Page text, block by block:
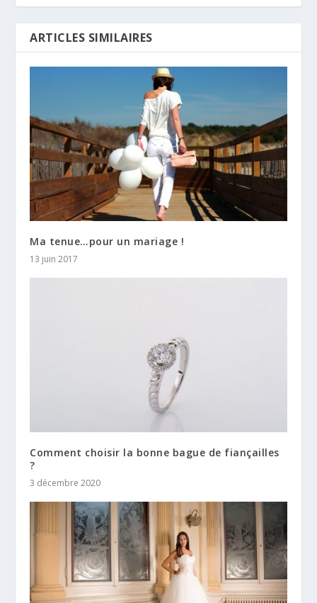
ARTICLES SIMILAIRES
Ma tenue…pour un mariage !
13 juin 2017
Comment choisir la bonne bague de fiançailles
?
3 décembre 2020